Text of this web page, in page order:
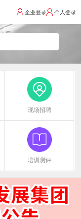
个人登录
企业登录
现场招聘
培训测评